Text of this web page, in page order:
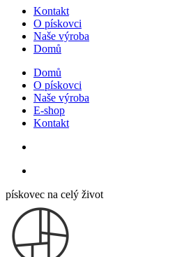
Kontakt
O pískovci
Naše výroba
Domů
Domů
O pískovci
Naše výroba
E-shop
Kontakt
pískovec na celý život